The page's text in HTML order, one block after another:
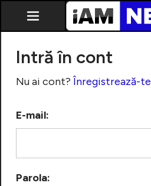
Intră în cont
Nu ai cont?Înregistrează-te
E-mail:
Parola: